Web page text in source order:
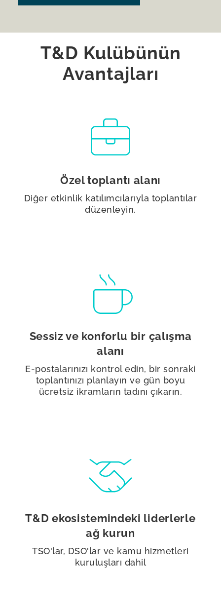
T&D Kulübünün
Avantajları
Özel toplantı alanı
Diğer etkinlik katılımcılarıyla toplantılar
düzenleyin.
Sessiz ve konforlu bir çalışma
alanı
E-postalarınızı kontrol edin, bir sonraki
toplantınızı planlayın ve gün boyu
ücretsiz ikramların tadını çıkarın.
T&D ekosistemindeki liderlerle
ağ kurun
TSO'lar, DSO'lar ve kamu hizmetleri
kuruluşları dahil